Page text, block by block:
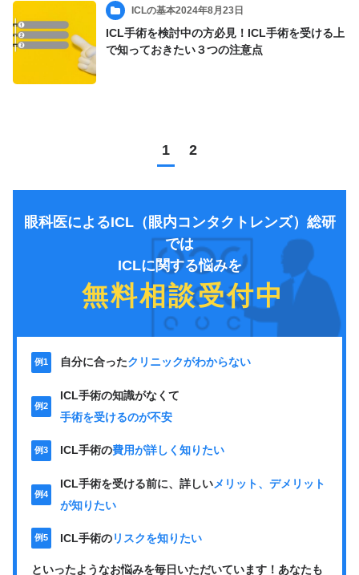
ICLの基本2024年8月23日
ICL手術を検討中の方必見！ICL手術を受ける上
で知っておきたい３つの注意点
1 2
眼科医によるICL（眼内コンタクトレンズ）総研
では
ICLに関する悩みを
無料相談受付中
例1 自分に合ったクリニックがわからない
例2
ICL手術の知識がなくて
手術を受けるのが不安
例3 ICL手術の費用が詳しく知りたい
例4
ICL手術を受ける前に、詳しい メリット、デメリット
が知りたい
例5 ICL手術の リスクを知りたい
といったようなお悩みを毎日いただいています！あなたも